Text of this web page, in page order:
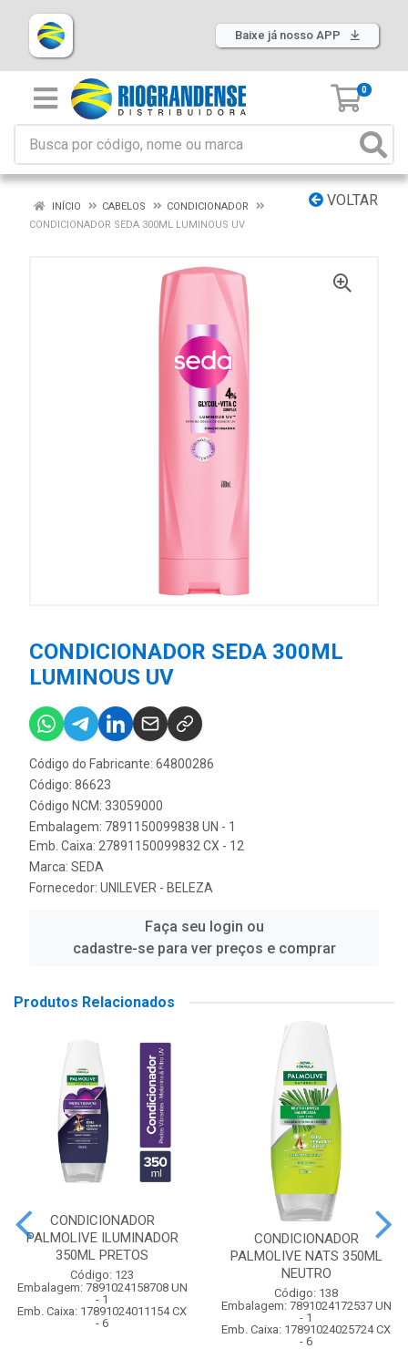
Baixe já nosso APP
0
VOLTAR
INÍCIO CABELOS
CONDICIONADOR
CONDICIONADOR SEDA 300ML LUMINOUS UV
CONDICIONADOR SEDA 300ML
LUMINOUS UV
Código do Fabricante: 64800286
Código: 86623
Código NCM: 33059000
Embalagem: 7891150099838 UN - 1
Emb. Caixa: 27891150099832 CX - 12
Marca: SEDA
Fornecedor: UNILEVER - BELEZA
Faça seu login ou
cadastre-se para ver preços e comprar
Produtos Relacionados
CONDICIONADOR
PALMOLIVE ILUMINADOR
350ML PRETOS
Código: 123
Embalagem: 7891024158708 UN
- 1
Emb. Caixa: 17891024011154 CX
- 6
CONDICIONADOR
PALMOLIVE NATS 350ML
NEUTRO
Código: 138
Embalagem: 7891024172537 UN
- 1
Emb. Caixa: 17891024025724 CX
- 6